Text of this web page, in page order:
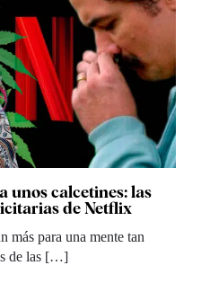
unos calcetines: las
de Netflix
más para una mente tan
de las […]